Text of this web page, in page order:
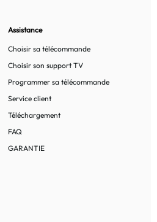
Assistance
Choisir sa télécommande
Choisir son support TV
Programmer sa télécommande
Service client
Téléchargement
FAQ
GARANTIE